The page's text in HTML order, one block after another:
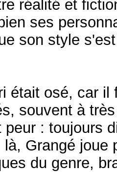
réalité et
ses
son style
était osé, car
souvent à
peur : toujours
Grangé
du genre,